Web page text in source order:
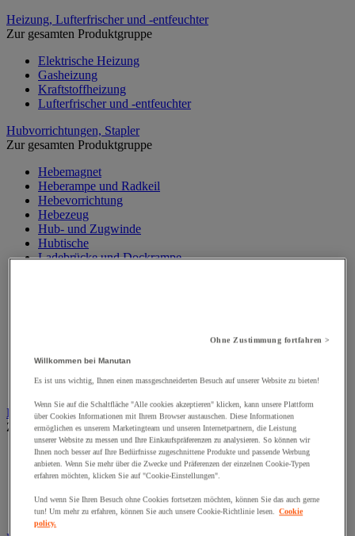
Heizung, Lufterfrischer und -entfeuchter
Zur gesamten Produktgruppe
Elektrische Heizung
Gasheizung
Kraftstoffheizung
Lufterfrischer und -entfeuchter
Hubvorrichtungen, Stapler
Zur gesamten Produktgruppe
Hebemagnet
Heberampe und Radkeil
Hebevorrichtung
Hebezeug
Hub- und Zugwinde
Hubtische
Ladebrücke und Dockrampe
Traverse
Zylinder
Hubwagen
Zur gesamten Produktgruppe
Elektrischer Gabelstapler
Hub-Gabelstapler
Hubwagen mit Waage
Manueller Hubwagen
Scherengabelhubwagen und Hochhubwagen
Ohne Zustimmung fortfahren >
Willkommen bei Manutan
Es ist uns wichtig, Ihnen einen massgeschneiderten Besuch auf unserer Website zu bieten!
Wenn Sie auf die Schaltfläche "Alle cookies akzeptieren" klicken, kann unsere Plattform
über Cookies Informationen mit Ihrem Browser austauschen. Diese Informationen
ermöglichen es unserem Marketingteam und unseren Internetpartnern, die Leistung
unserer Website zu messen und Ihre Einkaufspräferenzen zu analysieren. So können wir
Ihnen noch besser auf Ihre Bedürfnisse zugeschnittene Produkte und passende Werbung
anbieten. Wenn Sie mehr über die Zwecke und Präferenzen der einzelnen Cookie-Typen
erfahren möchten, klicken Sie auf "Cookie-Einstellungen".
Und wenn Sie Ihren Besuch ohne Cookies fortsetzen möchten, können Sie das auch gerne
tun! Um mehr zu erfahren, können Sie auch unsere Cookie-Richtlinie lesen. Cookie
policy.